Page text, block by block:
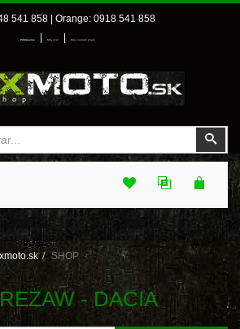
541 858 | Orange: 0918 541 858
Prihlásenie Môj účet Môj zoznam prianí
MENU
SHOP
- DACIA